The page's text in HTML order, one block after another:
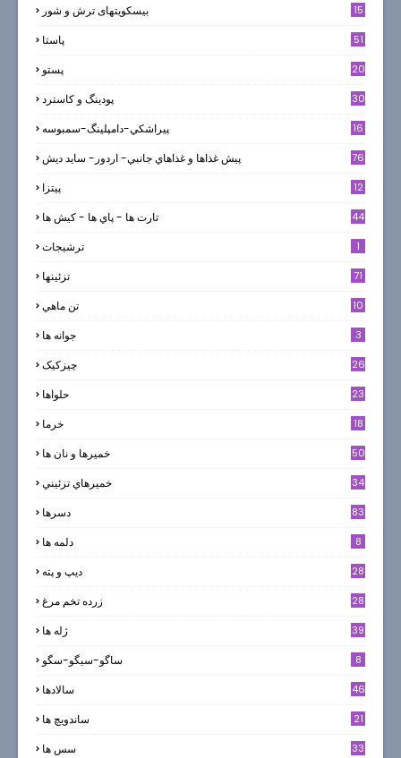
بیسکویتهای ترش و شور 15
پاستا 51
پستو 20
پودینگ و کاسترد 30
پيراشكي-دامپلينگ-سمبوسه 16
پيش غذاها و غذاهاي جانبي- اردور- سايد ديش 76
پیتزا 12
تارت ها - پاي ها - كيش ها 44
ترشيجات 1
تزئینها 71
تن ماهي 10
جوانه ها 3
چیزکیک 26
حلواها 23
خرما 18
خميرها و نان ها 50
خميرهاي تزئيني 34
دسرها 83
دلمه ها 8
ديپ و پته 28
زرده تخم مرغ 28
ژله ها 39
ساگو-سیگو-سگو 8
سالادها 46
ساندویچ ها 21
سس ها 33